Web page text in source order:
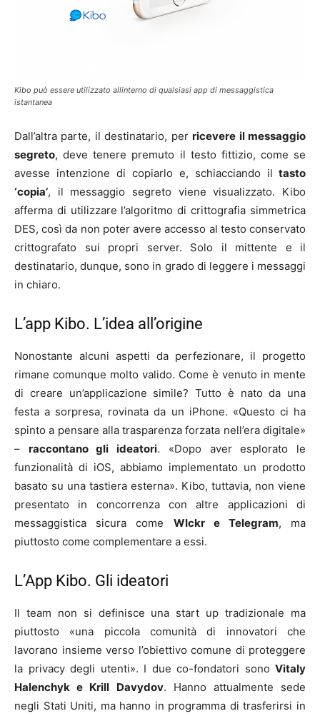
Kibo può essere utilizzato allinterno di qualsiasi app di messaggistica
istantanea
Dall’altra parte, il destinatario, perricevere il messaggio
segreto, deve tenere premuto il testo fittizio, come se
avesse intenzione di copiarlo e, schiacciando il tasto
‘copia’, il messaggio segreto viene visualizzato. Kibo
afferma di utilizzare l’algoritmo di crittografia simmetrica
DES, così da non poter avere accesso al testo conservato
crittografato sui propri server. Solo il mittente e il
destinatario, dunque, sono in grado di leggere i messaggi
in chiaro.
L’app Kibo. L’idea all’origine
Nonostante alcuni aspetti da perfezionare, il progetto
rimane comunque molto valido. Come è venuto in mente
di creare un’applicazione simile? Tutto è nato da una
festa a sorpresa, rovinata da un iPhone. «Questo ci ha
spinto a pensare alla trasparenza forzata nell’era digitale»
– raccontano gli ideatori. «Dopo aver esplorato le
funzionalità di iOS, abbiamo implementato un prodotto
basato su una tastiera esterna». Kibo, tuttavia, non viene
presentato in concorrenza con altre applicazioni di
messaggistica sicura come WIckr e Telegram, ma
piuttosto come complementare a essi.
L’App Kibo. Gli ideatori
Il team non si definisce una start up tradizionale ma
piuttosto «una piccola comunità di innovatori che
lavorano insieme verso l’obiettivo comune di proteggere
la privacy degli utenti». I due co-fondatori sono Vitaly
Halenchyk e Krill Davydov. Hanno attualmente sede
negli Stati Uniti, ma hanno in programma di trasferirsi in